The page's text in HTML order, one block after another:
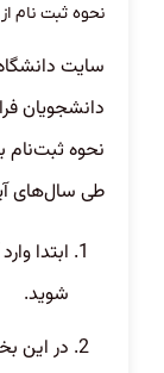
نحوه ثبت نام
سایت دانشگاه
دانشجویان
نحوه
طی سال‌های
ابتدا
شوید.
در این